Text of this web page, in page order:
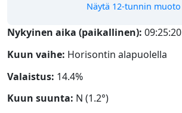
Näytä 12-tunnin muoto
Nykyinen aika (paikallinen): 09:25:20
Kuun vaihe: Horisontin alapuolella
Valaistus: 14.4%
Kuun suunta: N (1.2°)